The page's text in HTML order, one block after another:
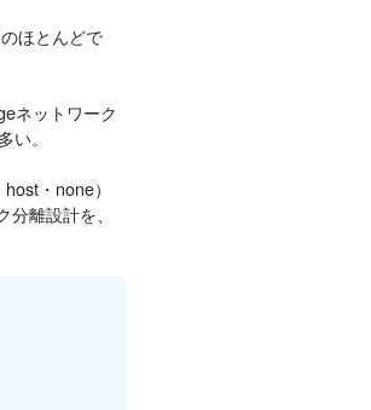
ほとんどで
ネットワーク
。
・none）
離設計を、